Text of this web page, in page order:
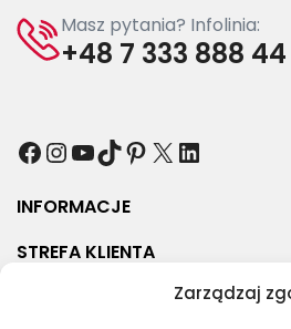
Zarządzaj
Masz pytania? Infolinia:
+48 7 333 888 44
Facebook
Instagram
YouTube
TikTok
Pinterest
X LinkedIn
INFORMACJE
STREFA KLIENTA
NASZE LOKALIZACJE